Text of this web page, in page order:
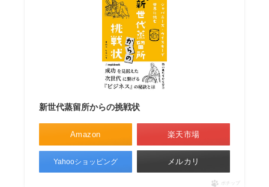
新世代蒸留所からの挑戦状
Amazon 楽天市場
Yahooショッピング メルカリ
ポチップ